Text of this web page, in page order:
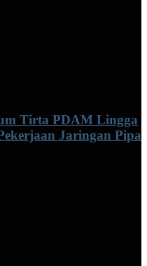
Tirta PDAM Lingga
Jaringan Pipa